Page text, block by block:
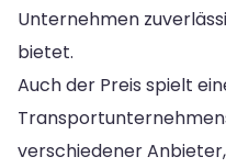
Unternehmen
bietet.
Auch der Preis spielt
verschiedener